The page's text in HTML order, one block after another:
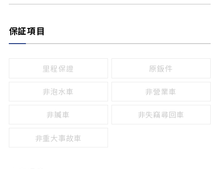
無
有
頭燈光源
保証項目
里程保證 原鈑件
非泡水車 非營業車
非贓車 非失竊尋回車
非重大事故車